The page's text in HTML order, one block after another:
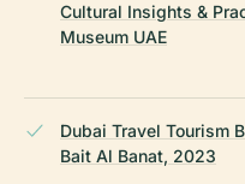
Cultural Insights &
Museum UAE
Dubai Travel Tourism
Bait Al Banat, 2023